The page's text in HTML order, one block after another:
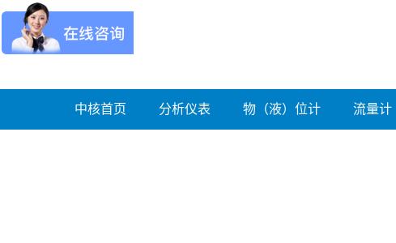
中核首页 分析仪表 物（液）位计 流量计